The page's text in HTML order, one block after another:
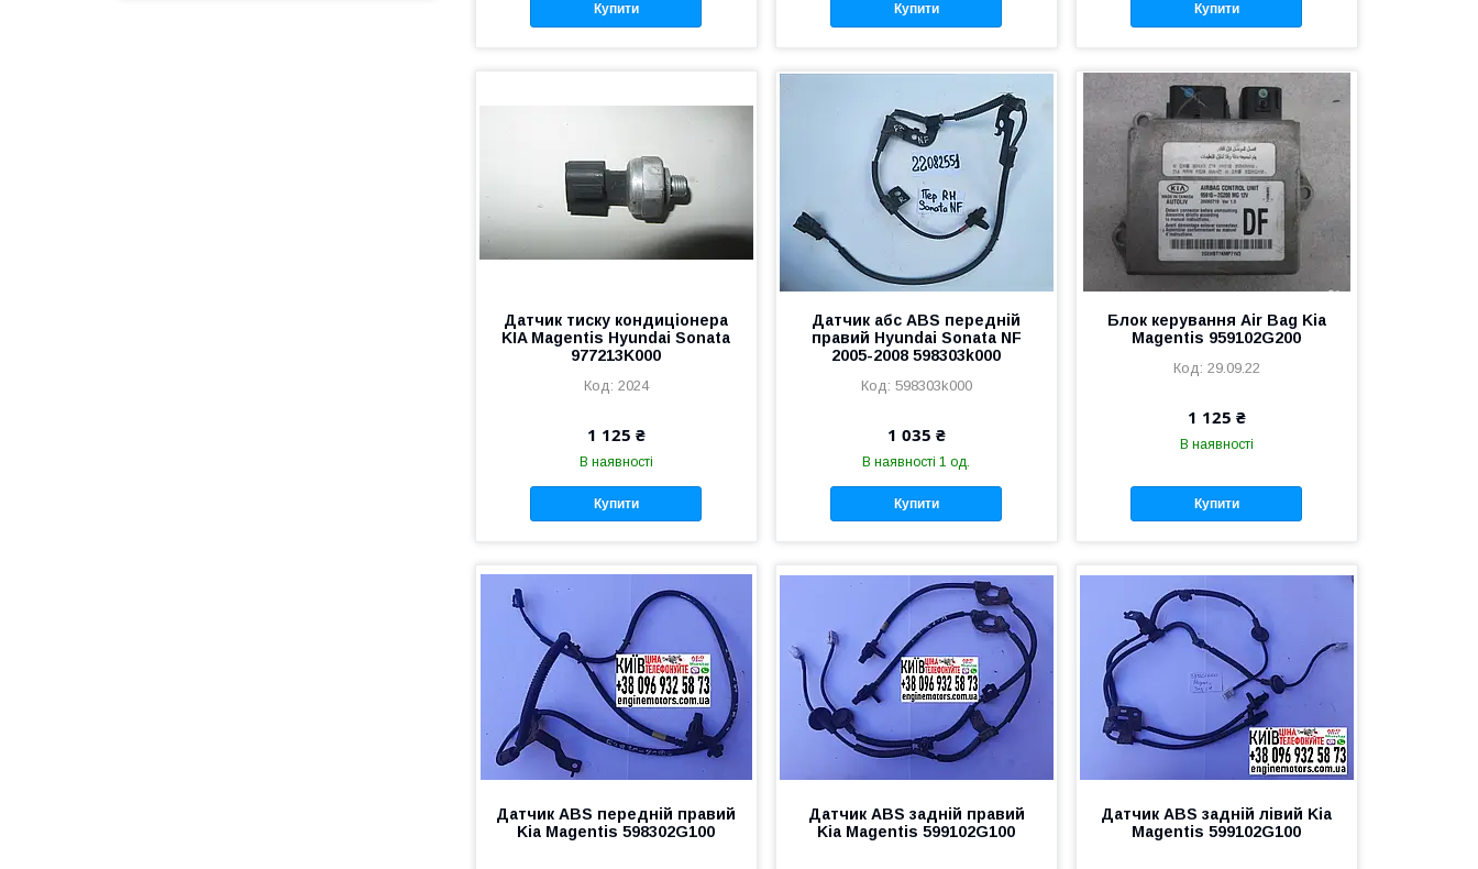
Купити Купити Купити
Датчик тиску кондиціонера
KIA Magentis Hyundai Sonata
977213K000
2024
1 125 ₴
В наявності
Купити
Датчик абс ABS передній
правий Hyundai Sonata NF
2005-2008 598303k000
598303k000
1 035 ₴
В наявності 1 од.
Купити
Блок керування Air Bag Kia
Magentis 959102G200
29.09.22
1 125 ₴
В наявності
Купити
Датчик ABS передній правий
Kia Magentis 598302G100
Датчик ABS задній правий
Kia Magentis 599102G100
Датчик ABS задній лівий Kia
Magentis 599102G100